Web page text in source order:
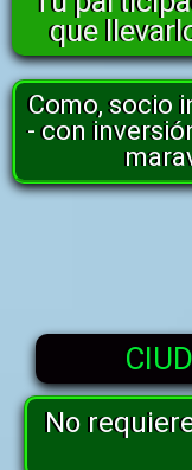
que
Como, socio
- con
No